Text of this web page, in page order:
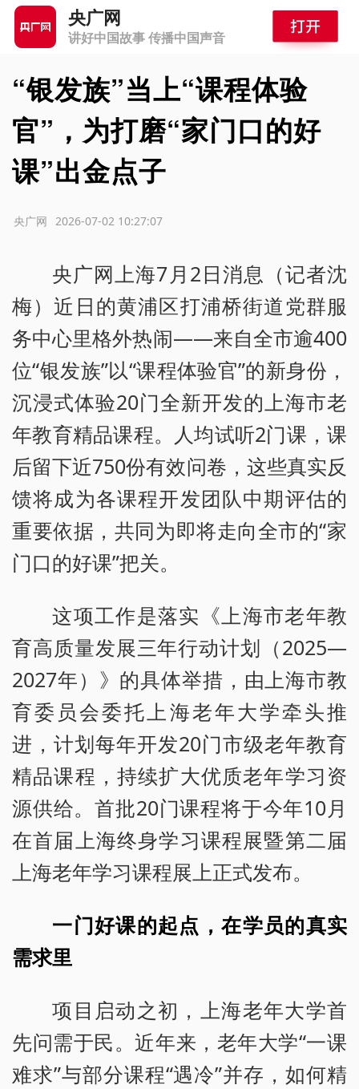
央广网
讲好中国故事 传播中国声音
“银发族”当上“课程体验
官”，为打磨“家门口的好
课”出金点子
2026-07-02 10:27:07
央广网
央广网上海7月2日消息（记者沈
梅）近日的黄浦区打浦桥街道党群服
务中心里格外热闹——来自全市逾400
位“银发族”以“课程体验官”的新身份，
沉浸式体验20门全新开发的上海市老
年教育精品课程。人均试听2门课，课
后留下近750份有效问卷，这些真实反
馈将成为各课程开发团队中期评估的
重要依据，共同为即将走向全市的“家
门口的好课”把关。
这项工作是落实《上海市老年教
育高质量发展三年行动计划（2025—
2027年）》的具体举措，由上海市教
育委员会委托上海老年大学牵头推
进，计划每年开发20门市级老年教育
精品课程，持续扩大优质老年学习资
源供给。首批20门课程将于今年10月
在首届上海终身学习课程展暨第二届
上海老年学习课程展上正式发布。
一门好课的起点，在学员的真实
需求里
项目启动之初，上海老年大学首
先问需于民。近年来，老年大学“一课
难求”与部分课程“遇冷”并存，如何精